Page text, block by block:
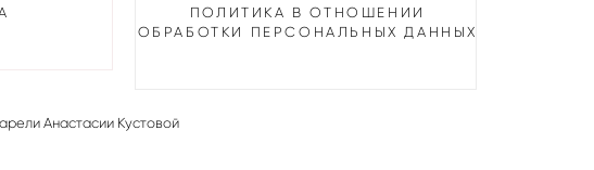
ПОЛИТИКА В ОТНОШЕНИИ
ОБРАБОТКИ ПЕРСОНАЛЬНЫХ ДАННЫХ
Анастасии Кустовой